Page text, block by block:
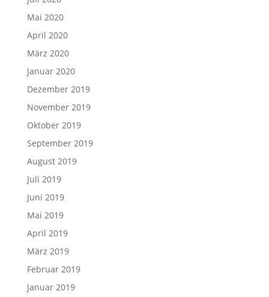
Mai 2020
April 2020
März 2020
Januar 2020
Dezember 2019
November 2019
Oktober 2019
September 2019
August 2019
Juli 2019
Juni 2019
Mai 2019
April 2019
März 2019
Februar 2019
Januar 2019